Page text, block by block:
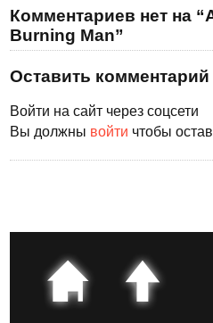
Комментариев нет на
Burning Man”
Оставить комментарий
Войти на сайт через соцсети
Вы должны войти чтобы